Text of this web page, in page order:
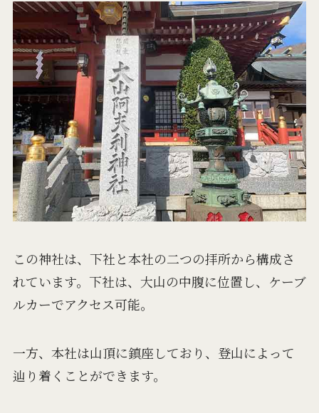
この神社は、下社と本社の二つの拝所から構成さ
れています。下社は、大山の中腹に位置し、ケーブ
ルカーでアクセス可能。
一方、本社は山頂に鎮座しており、登山によって
辿り着くことができます。